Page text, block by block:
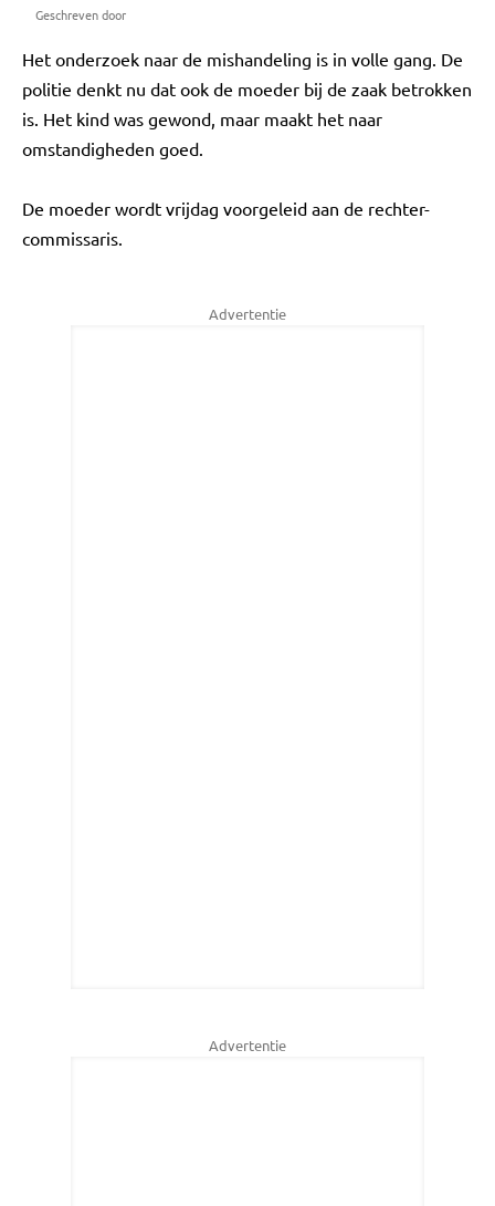
Geschreven door
Het onderzoek naar de mishandeling is in volle gang. De
politie denkt nu dat ook de moeder bij de zaak betrokken
is. Het kind was gewond, maar maakt het naar
omstandigheden goed.
De moeder wordt vrijdag voorgeleid aan de rechter-
commissaris.
Advertentie
Advertentie